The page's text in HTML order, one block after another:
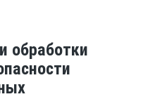
обработки